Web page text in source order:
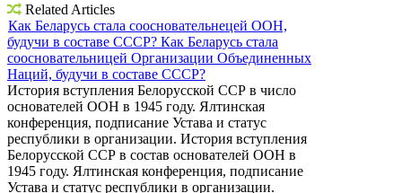
Related Articles
Как Беларусь стала соосновательнецей ООН,
будучи в составе СССР? Как Беларусь стала
соосновательницей Организации Объединенных
Наций, будучи в составе СССР?
История вступления Белорусской ССР в число
основателей ООН в 1945 году. Ялтинская
конференция, подписание Устава и статус
республики в организации. История вступления
Белорусской ССР в состав основателей ООН в
1945 году. Ялтинская конференция, подписание
Устава и статус республики в организации.